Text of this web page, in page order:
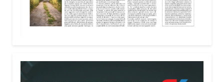
della Pace e del Mediterraneo”, progetto che
promuove il dialogo e la collaborazione tra le
libanese del Consiglio dei Giovani del
Mediterraneo della CEI: «Il campo è molto più di